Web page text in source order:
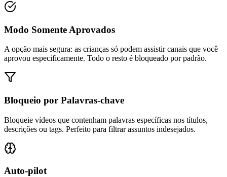
Modo Somente Aprovados
A opção mais segura: as crianças só podem assistir canais que você
aprovou especificamente. Todo o resto é bloqueado por padrão.
Bloqueio por Palavras-chave
Bloqueie vídeos que contenham palavras específicas nos títulos,
descrições ou tags. Perfeito para filtrar assuntos indesejados.
Auto-pilot